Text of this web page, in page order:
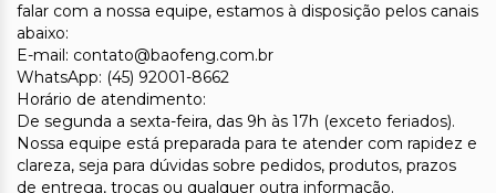
falar com a nossa equipe, estamos à disposição pelos canais
abaixo:
E-mail: contato@baofeng.com.br
WhatsApp: (45) 92001-8662
Horário de atendimento:
De segunda a sexta-feira, das 9h às 17h (exceto feriados).
Nossa equipe está preparada para te atender com rapidez e
clareza, seja para dúvidas sobre pedidos, produtos, prazos
de entrega, trocas ou qualquer outra informação.